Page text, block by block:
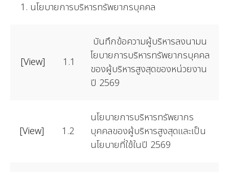
1. นโยบายการบริหารทรัพยากรบุคคล
[View] 1.1
บันทึกข้อความผู้บริหารลงนามน
โยบายการบริหารทรัพยากรบุคคล
ของผู้บริหารสูงสุดของหน่วยงาน
ปี 2569
[View] 1.2
นโยบายการบริหารทรัพยากร
บุคคลของผู้บริหารสูงสุดและเป็น
นโยบายที่ใช้ในปี 2569